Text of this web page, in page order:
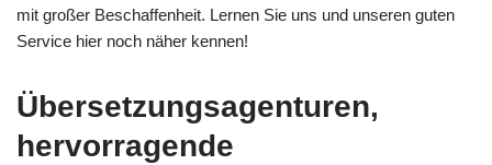
mit großer Beschaffenheit. Lernen Sie uns und unseren guten
Service hier noch näher kennen!
Übersetzungsagenturen,
hervorragende